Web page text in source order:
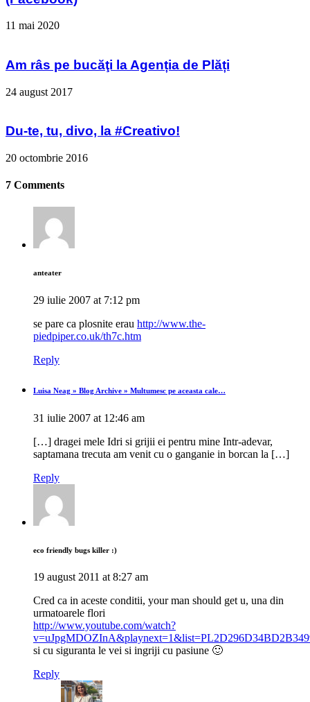
11 mai 2020
Am râs pe bucăţi la Agenția de Plăți
24 august 2017
Du-te, tu, divo, la #Creativo!
20 octombrie 2016
7 Comments
anteater
29 iulie 2007 at 7:12 pm
se pare ca plosnite erau http://www.the-
piedpiper.co.uk/th7c.htm
Reply
Luisa Neag » Blog Archive » Multumesc pe aceasta cale…
31 iulie 2007 at 12:46 am
[…] dragei mele Idri si grijii ei pentru mine Intr-adevar,
saptamana trecuta am venit cu o ganganie in borcan la […]
Reply
eco friendly bugs killer :)
19 august 2011 at 8:27 am
Cred ca in aceste conditii, your man should get u, una din
urmatoarele flori
http://www.youtube.com/watch?
si cu siguranta le vei si ingriji cu pasiune 🙂
Reply